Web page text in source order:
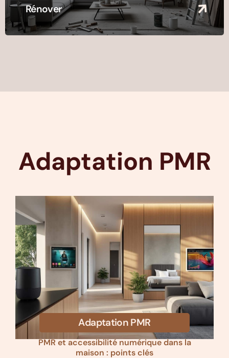
Rénover
Adaptation PMR
Adaptation PMR
PMR et accessibilité numérique dans la
maison : points clés